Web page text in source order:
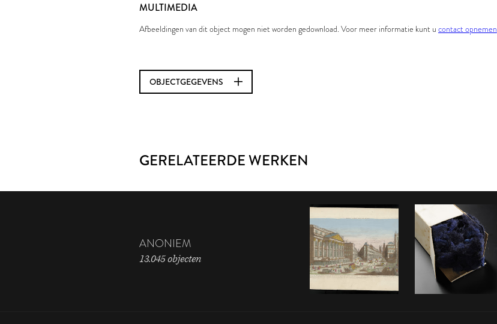
MULTIMEDIA
Afbeeldingen van dit object mogen niet worden gedownload. Voor meer informatie kunt u contact opnemen
OBJECTGEGEVENS
GERELATEERDE WERKEN
ANONIEM
13.045 objecten